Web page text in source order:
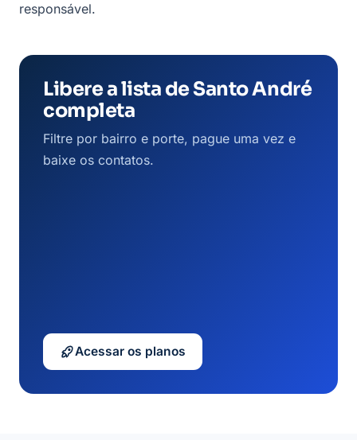
responsável.
Libere a lista de Santo André
completa
Filtre por bairro e porte, pague uma vez e
baixe os contatos.
Acessar os planos